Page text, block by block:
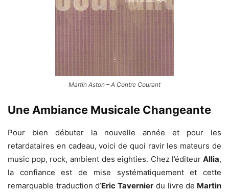
Martin Aston – A Contre Courant
Une Ambiance Musicale Changeante
Pour bien débuter la nouvelle année et pour les
retardataires en cadeau, voici de quoi ravir les mateurs de
music pop, rock, ambient des eighties. Chez l’éditeur Allia,
la confiance est de mise systématiquement et cette
remarquable traduction d’Eric Tavernier du livre de Martin